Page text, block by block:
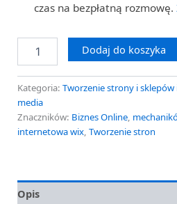
czas na bezpłatną rozmowę.
Dodaj do koszyka
Kategoria: Tworzenie strony i
media
Znaczników: Biznes Online,
internetowa wix, Tworzenie stron
Opis